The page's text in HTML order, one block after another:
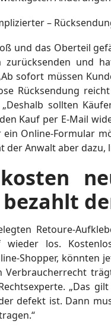
–
und das Oberteil
zurücksenden und
sofort müssen
Rücksendung
„Deshalb sollten
Kauf per E-Mail
Online-Formular
der Anwalt aber
Retoure-
wieder los.
Shopper, könnten
Verbraucherrecht
„Das
defekt ist. Dann